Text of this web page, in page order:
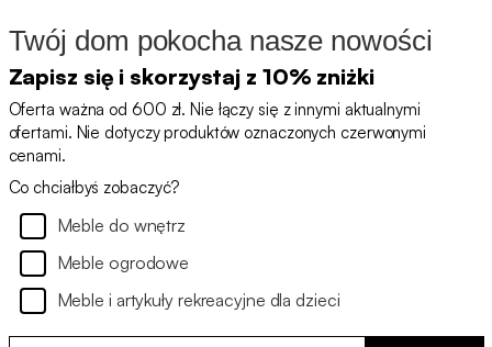
Twój dom pokocha nasze nowości
Zapisz się i skorzystaj z 10% zniżki
Oferta ważna od 600 zł. Nie łączy się z innymi aktualnymi
ofertami. Nie dotyczy produktów oznaczonych czerwonymi
cenami.
Co chciałbyś zobaczyć?
Meble do wnętrz
Meble ogrodowe
Meble i artykuły rekreacyjne dla dzieci